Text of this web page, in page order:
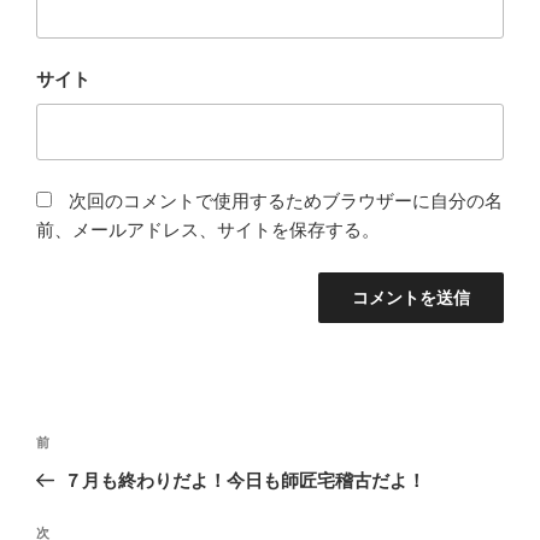
サイト
次回のコメントで使用するためブラウザーに自分の名
前、メールアドレス、サイトを保存する。
投
ナ
ビ
過
去
投
前
７月も終わりだよ！今日も師匠宅稽古だよ！
次
次